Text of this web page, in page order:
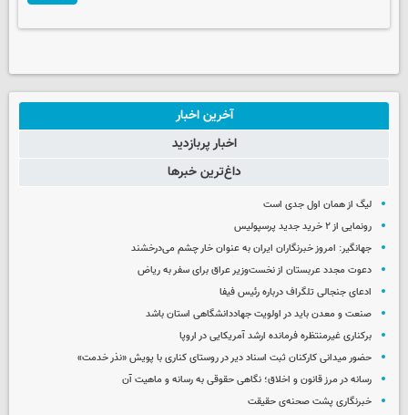
آخرین اخبار
اخبار پربازدید
داغ‌ترین خبرها
لیگ از همان اول جدی است
رونمایی از ۲ خرید جدید پرسپولیس
جهانگیر: امروز خبرنگاران ایران به عنوان خار چشم می‌درخشند
دعوت مجدد عربستان از نخست‌وزیر عراق برای سفر به ریاض
ادعای جنجالی تلگراف درباره رئیس فیفا
صنعت و معدن باید در اولویت جهاددانشگاهی استان باشد
برکناری غیرمنتظره فرمانده ارشد آمریکایی در اروپا
حضور میدانی کارکنان ثبت اسناد دیر در روستای کناری با پویش «نذر خدمت»
رسانه در مرز قانون و اخلاق؛ نگاهی حقوقی به رسانه و ماهیت آن
خبرنگاری پشت صحنه‌ی حقیقت